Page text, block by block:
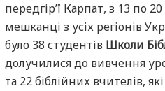
передгір’ї Карпат, з 13 по
мешканці з усіх регіонів
було 38 студентів Школи
долучилися до вивчення
та 22 біблійних вчителів,